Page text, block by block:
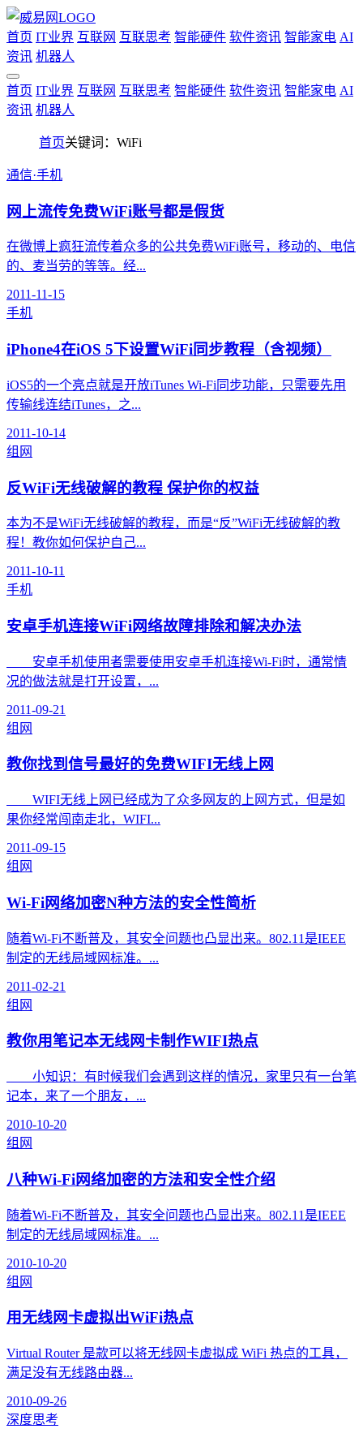
首页 IT业界 互联网 互联思考 智能硬件 软件资讯 智能家电 AI
资讯 机器人
首页 IT业界 互联网 互联思考 智能硬件 软件资讯 智能家电 AI
资讯 机器人
首页关键词：WiFi
通信·手机
网上流传免费WiFi账号都是假货
在微博上疯狂流传着众多的公共免费WiFi账号，移动的、电信
的、麦当劳的等等。经...
2011-11-15
手机
iPhone4在iOS 5下设置WiFi同步教程（含视频）
iOS5的一个亮点就是开放iTunes Wi-Fi同步功能，只需要先用
传输线连结iTunes，之...
2011-10-14
组网
反WiFi无线破解的教程 保护你的权益
本为不是WiFi无线破解的教程，而是“反”WiFi无线破解的教
程！教你如何保护自己...
2011-10-11
手机
安卓手机连接WiFi网络故障排除和解决办法
安卓手机使用者需要使用安卓手机连接Wi-Fi时，通常情
况的做法就是打开设置，...
2011-09-21
组网
教你找到信号最好的免费WIFI无线上网
WIFI无线上网已经成为了众多网友的上网方式，但是如
果你经常闯南走北，WIFI...
2011-09-15
组网
Wi-Fi网络加密N种方法的安全性简析
随着Wi-Fi不断普及，其安全问题也凸显出来。802.11是IEEE
制定的无线局域网标准。...
2011-02-21
组网
教你用笔记本无线网卡制作WIFI热点
小知识：有时候我们会遇到这样的情况，家里只有一台笔
记本，来了一个朋友，...
2010-10-20
组网
八种Wi-Fi网络加密的方法和安全性介绍
随着Wi-Fi不断普及，其安全问题也凸显出来。802.11是IEEE
制定的无线局域网标准。...
2010-10-20
组网
用无线网卡虚拟出WiFi热点
Virtual Router 是款可以将无线网卡虚拟成 WiFi 热点的工具，
满足没有无线路由器...
2010-09-26
深度思考